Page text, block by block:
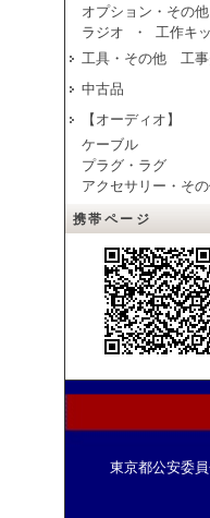
オプション・その他
ラジオ ・ 工作キ
工具・その他 工
中古品
【オーディオ】
ケーブル
プラグ・ラグ
アクセサリー・そ
携帯ページ
東京都公安